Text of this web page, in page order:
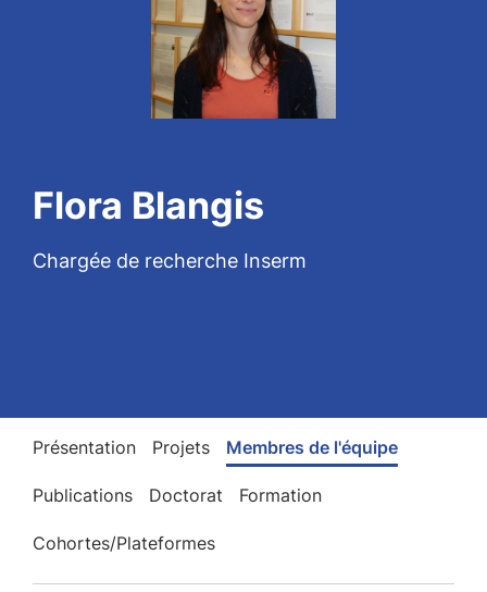
Flora Blangis
Chargée de recherche Inserm
Présentation Projets Membres de l'équipe
Publications Doctorat Formation
Cohortes/Plateformes